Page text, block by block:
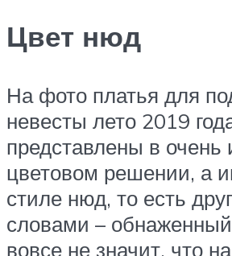
Цвет нюд
На фото платья для
невесты лето 2019
представлены в очень
цветовом решении, а
стиле нюд, то есть
словами –
вовсе не значит, что